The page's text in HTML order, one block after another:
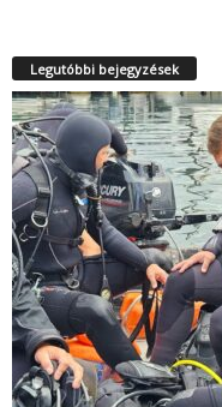
Legutóbbi bejegyzések